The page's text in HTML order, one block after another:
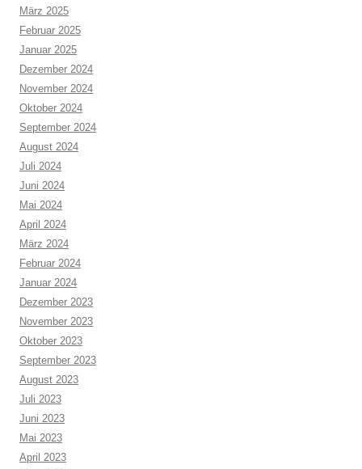
März 2025
Februar 2025
Januar 2025
Dezember 2024
November 2024
Oktober 2024
September 2024
August 2024
Juli 2024
Juni 2024
Mai 2024
April 2024
März 2024
Februar 2024
Januar 2024
Dezember 2023
November 2023
Oktober 2023
September 2023
August 2023
Juli 2023
Juni 2023
Mai 2023
April 2023